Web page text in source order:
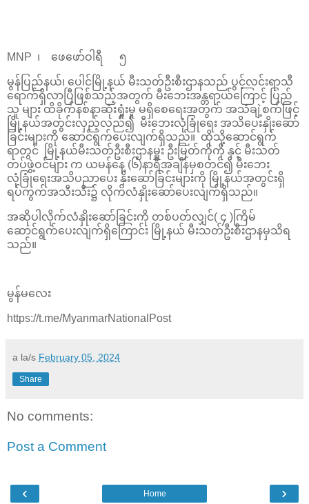
MNP ၊ ဖေဖော်ဝါရီ ၅
မွန်ပြည်နယ်၊ ပေါင်မြို့နယ် မီးသတ်ဦးစီးဌာနသည် ပွင့်လင်းရာသီ
ရောက်ရှိလာပြီဖြစ်သည့်အတွက် မီးဘေးအန္တရာယ်ကြောင့် ပြည်
သူ များ ထိခိုက်နစ်နာဆုံးရှုံးမှု မရှိစေရေးအတွက် အသံချဲ့စက်ဖြင့်
မြို့နယ်အတွင်းလှည့်လည်၍ မီးဘေးလုံခြုံရေး အသိပေးနှိုးဆော်
ခြင်းများကို ဆောင်ရွက်​ပေးလျက်ရှိသည်။ ထိုသို့ဆောင်ရွက်
ရာတွင် မြို့နယ်မီးသတ်ဦးစီးဌာနမှူး ဦးမြတ်ကိုကို နှင့် မီးသတ်
တပ်ဖွဲ့ဝင်များ က ယမန်နေ့ (၆)နာရီအချိန်မှစတင်၍ မီးဘေး
လုံခြုံရေးအသိပညာပေး နှိးဆော်ခြင်းများကို မြို့နယ်အတွင်းရှိ
ရပ်ကွက်အသီးသီး၌ လိုက်လံနှိုးဆော်ပေးလျက်ရှိသည်။
အဆိုပါလိုက်လံနှိုးဆော်ခြင်းကို တစ်ပတ်လျှင်( ၄ )ကြိမ်
ဆောင်ရွက်ပေးလျက်ရှိကြောင်း မြို့နယ် မီးသတ်ဦးစီးဌာနမှသိရ
သည်။
မွန်မလေး
https://t.me/MyanmarNationalPost
a la/s February 05, 2024
Share
No comments:
Post a Comment
‹ ›
Home